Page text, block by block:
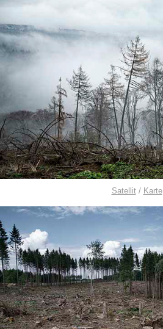
Satellit/ Karte